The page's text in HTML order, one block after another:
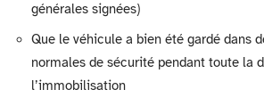
générales signées)
Que le véhicule a bien été gardé dans
normales de sécurité pendant toute la
l’immobilisation